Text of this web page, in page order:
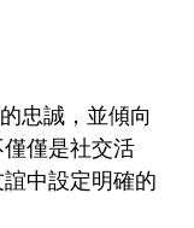
忠誠，並傾向
僅是社交活
中設定明確的